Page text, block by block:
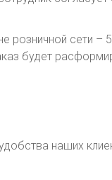
розничной сети –
будет
наших